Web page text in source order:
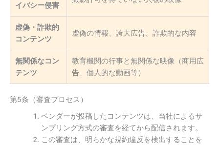
イバシー侵害
虚偽・詐欺的
コンテンツ
虚偽の情報、誇大広告、詐欺的な内容
無関係なコン
テンツ
教育機関の行事と無関係な映像（商用広
告、個人的な動画等）
第5条（審査プロセス）
ベンダーが投稿したコンテンツは、当社によるサ
ンプリング方式の審査を経てから配信されます。
この審査は、明らかな規約違反を検出することを